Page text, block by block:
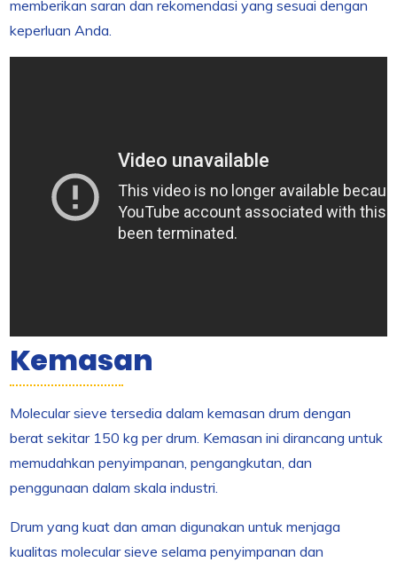
memberikan saran dan rekomendasi yang sesuai dengan
keperluan Anda.
Kemasan
Molecular sieve tersedia dalam kemasan drum dengan
berat sekitar 150 kg per drum. Kemasan ini dirancang untuk
memudahkan penyimpanan, pengangkutan, dan
penggunaan dalam skala industri.
Drum yang kuat dan aman digunakan untuk menjaga
kualitas molecular sieve selama penyimpanan dan